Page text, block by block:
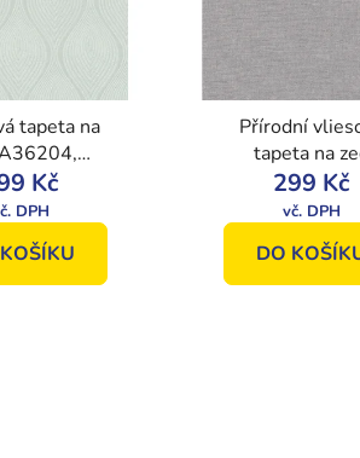
tapeta na
vlnkový
2022
Kč
Přírodní
tapeta na
UV1104, Vavex
299 Kč
DO